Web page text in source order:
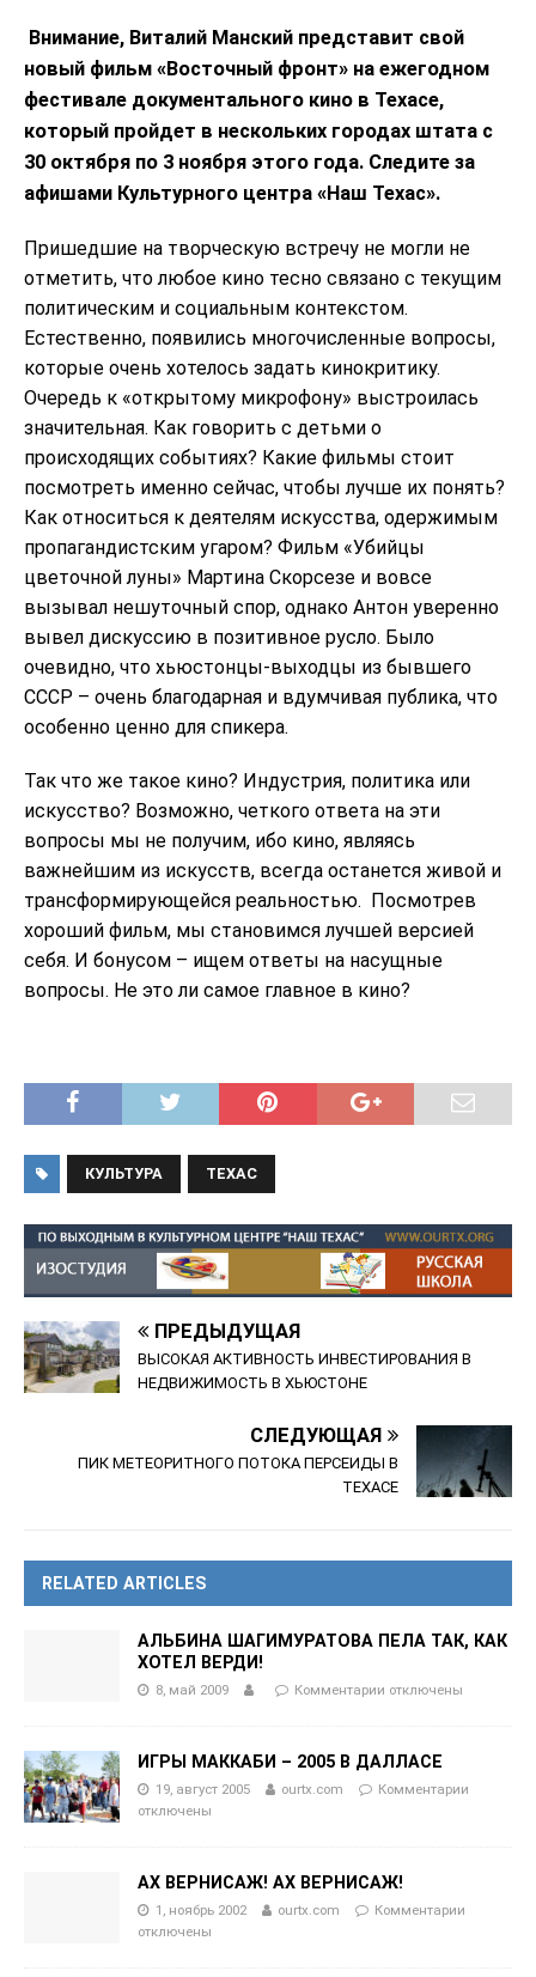
Внимание, Виталий Манский представит свой
новый фильм «Восточный фронт» на ежегодном
фестивале документального кино в Техасе,
который пройдет в нескольких городах штата с
30 октября по 3 ноября этого года. Следите за
афишами Культурного центра «Наш Техас».
Пришедшие на творческую встречу не могли не
отметить, что любое кино тесно связано с текущим
политическим и социальным контекстом.
Естественно, появились многочисленные вопросы,
которые очень хотелось задать кинокритику.
Очередь к «открытому микрофону» выстроилась
значительная. Как говорить с детьми о
происходящих событиях? Какие фильмы стоит
посмотреть именно сейчас, чтобы лучше их понять?
Как относиться к деятелям искусства, одержимым
пропагандистским угаром? Фильм «Убийцы
цветочной луны» Мартина Скорсезе и вовсе
вызывал нешуточный спор, однако Антон уверенно
вывел дискуссию в позитивное русло. Было
очевидно, что хьюстонцы-выходцы из бывшего
СССР – очень благодарная и вдумчивая публика, что
особенно ценно для спикера.
Так что же такое кино? Индустрия, политика или
искусство? Возможно, четкого ответа на эти
вопросы мы не получим, ибо кино, являясь
важнейшим из искусств, всегда останется живой и
трансформирующейся реальностью. Посмотрев
хороший фильм, мы становимся лучшей версией
себя. И бонусом – ищем ответы на насущные
вопросы. Не это ли самое главное в кино?
КУЛЬТУРА ТЕХАС
ПРЕДЫДУЩАЯ
ВЫСОКАЯ АКТИВНОСТЬ ИНВЕСТИРОВАНИЯ В
НЕДВИЖИМОСТЬ В ХЬЮСТОНЕ
СЛЕДУЮЩАЯ
ПИК МЕТЕОРИТНОГО ПОТОКА ПЕРСЕИДЫ В
ТЕХАСЕ
RELATED ARTICLES
АЛЬБИНА ШАГИМУРАТОВА ПЕЛА ТАК, КАК
ХОТЕЛ ВЕРДИ!
8, май 2009 Комментарии отключены
ИГРЫ МАККАБИ – 2005 В ДАЛЛАСЕ
19, август 2005 ourtx.com
Комментарии
отключены
АХ ВЕРНИСАЖ! АХ ВЕРНИСАЖ!
1, ноябрь 2002 ourtx.com
Комментарии
отключены